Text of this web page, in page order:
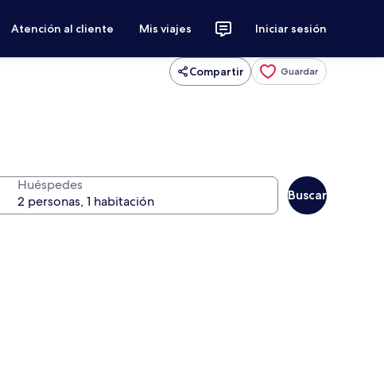
Atención al cliente Mis viajes Iniciar sesión
Compartir Guardar
Huéspedes
Buscar